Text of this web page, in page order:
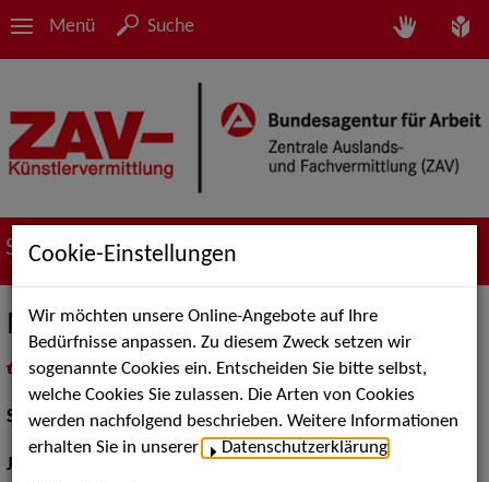
Menü Suche
Suche nach Künstler*innen
Moritz Kurtz
als PDF speichern
inMeine Merklistelegen
Schauspiel:Bühne
Jahrgang:
Cookie-Einstellungen
Wir möchten unsere Online-Angebote auf Ihre
Bedürfnisse anpassen. Zu diesem Zweck setzen wir
sogenannte Cookies ein. Entscheiden Sie bitte selbst,
welche Cookies Sie zulassen. Die Arten von Cookies
werden nachfolgend beschrieben. Weitere Informationen
erhalten Sie in unserer
Datenschutzerklärung